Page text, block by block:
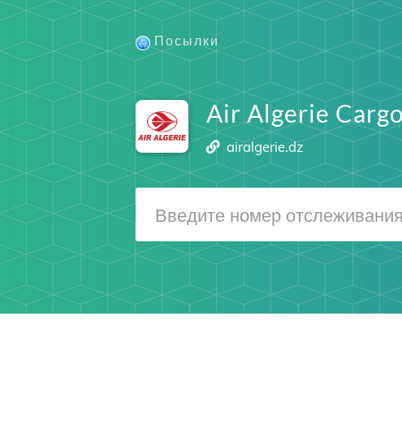
Посылки
Air Algerie Cargo
airalgerie.dz